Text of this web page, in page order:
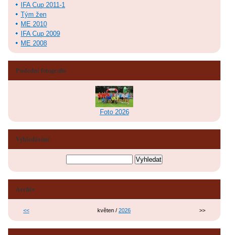
IFA Cup 2011-1
Tým žen
ME 2010
IFA Cup 2009
ME 2008
Poslední fotografie
Foto 2026
Vyhledávání
Archiv
<< květen / 2026 >>